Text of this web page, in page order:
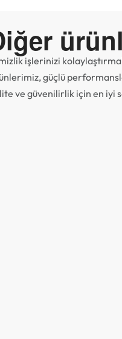
işlerinizi
güçlü
ve güvenilirlik için en iyi